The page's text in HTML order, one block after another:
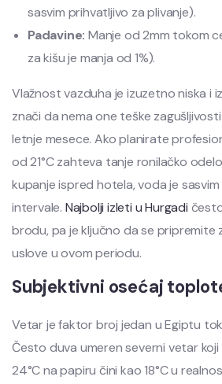
sasvim prihvatljivo za plivanje).
Padavine: Manje od 2mm tokom
za kišu je manja od 1%).
Vlažnost vazduha je izuzetno niska i
znači da nema one teške
letnje mesece. Ako planirate
od 21°C zahteva tanje ronilačko
kupanje ispred hotela, voda je
intervale. Najbolji izleti u Hurgadi
brodu, pa je ključno da se pripremite
uslove u ovom periodu.
Subjektivni osećaj
Vetar je faktor broj jedan u Egiptu
Često duva umeren severni vetar
24°C na papiru čini kao 18°C u